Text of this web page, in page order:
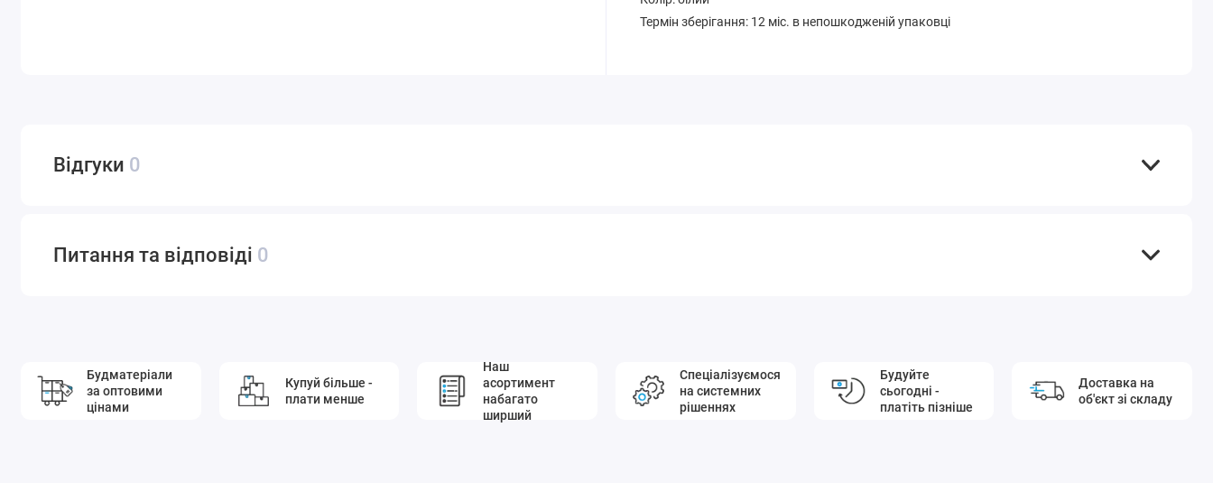
Термін зберігання: 12 міс. в непошкодженій упаковці
Відгуки 0
Питання та відповіді 0
Будматеріали
за оптовими
цінами
Купуй більше -
плати менше
Наш
асортимент
набагато
ширший
Спеціалізуємося
на системних
рішеннях
Будуйте
сьогодні -
платіть пізніше
Доставка на
об'єкт зі складу